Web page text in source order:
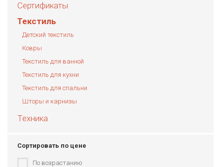
Сертификаты
Текстиль
Детский текстиль
Ковры
Текстиль для ванной
Текстиль для кухни
Текстиль для спальни
Шторы и карнизы
Техника
Сортировать по цене
По возрастанию